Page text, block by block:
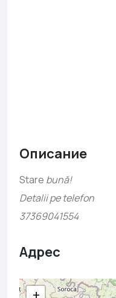
Описание
Stare bună!
Detalii pe telefon
37369041554
Адрес